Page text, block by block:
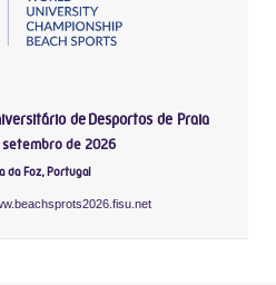
de Desportos de Praia
setembro de 2026
da Foz, Portugal